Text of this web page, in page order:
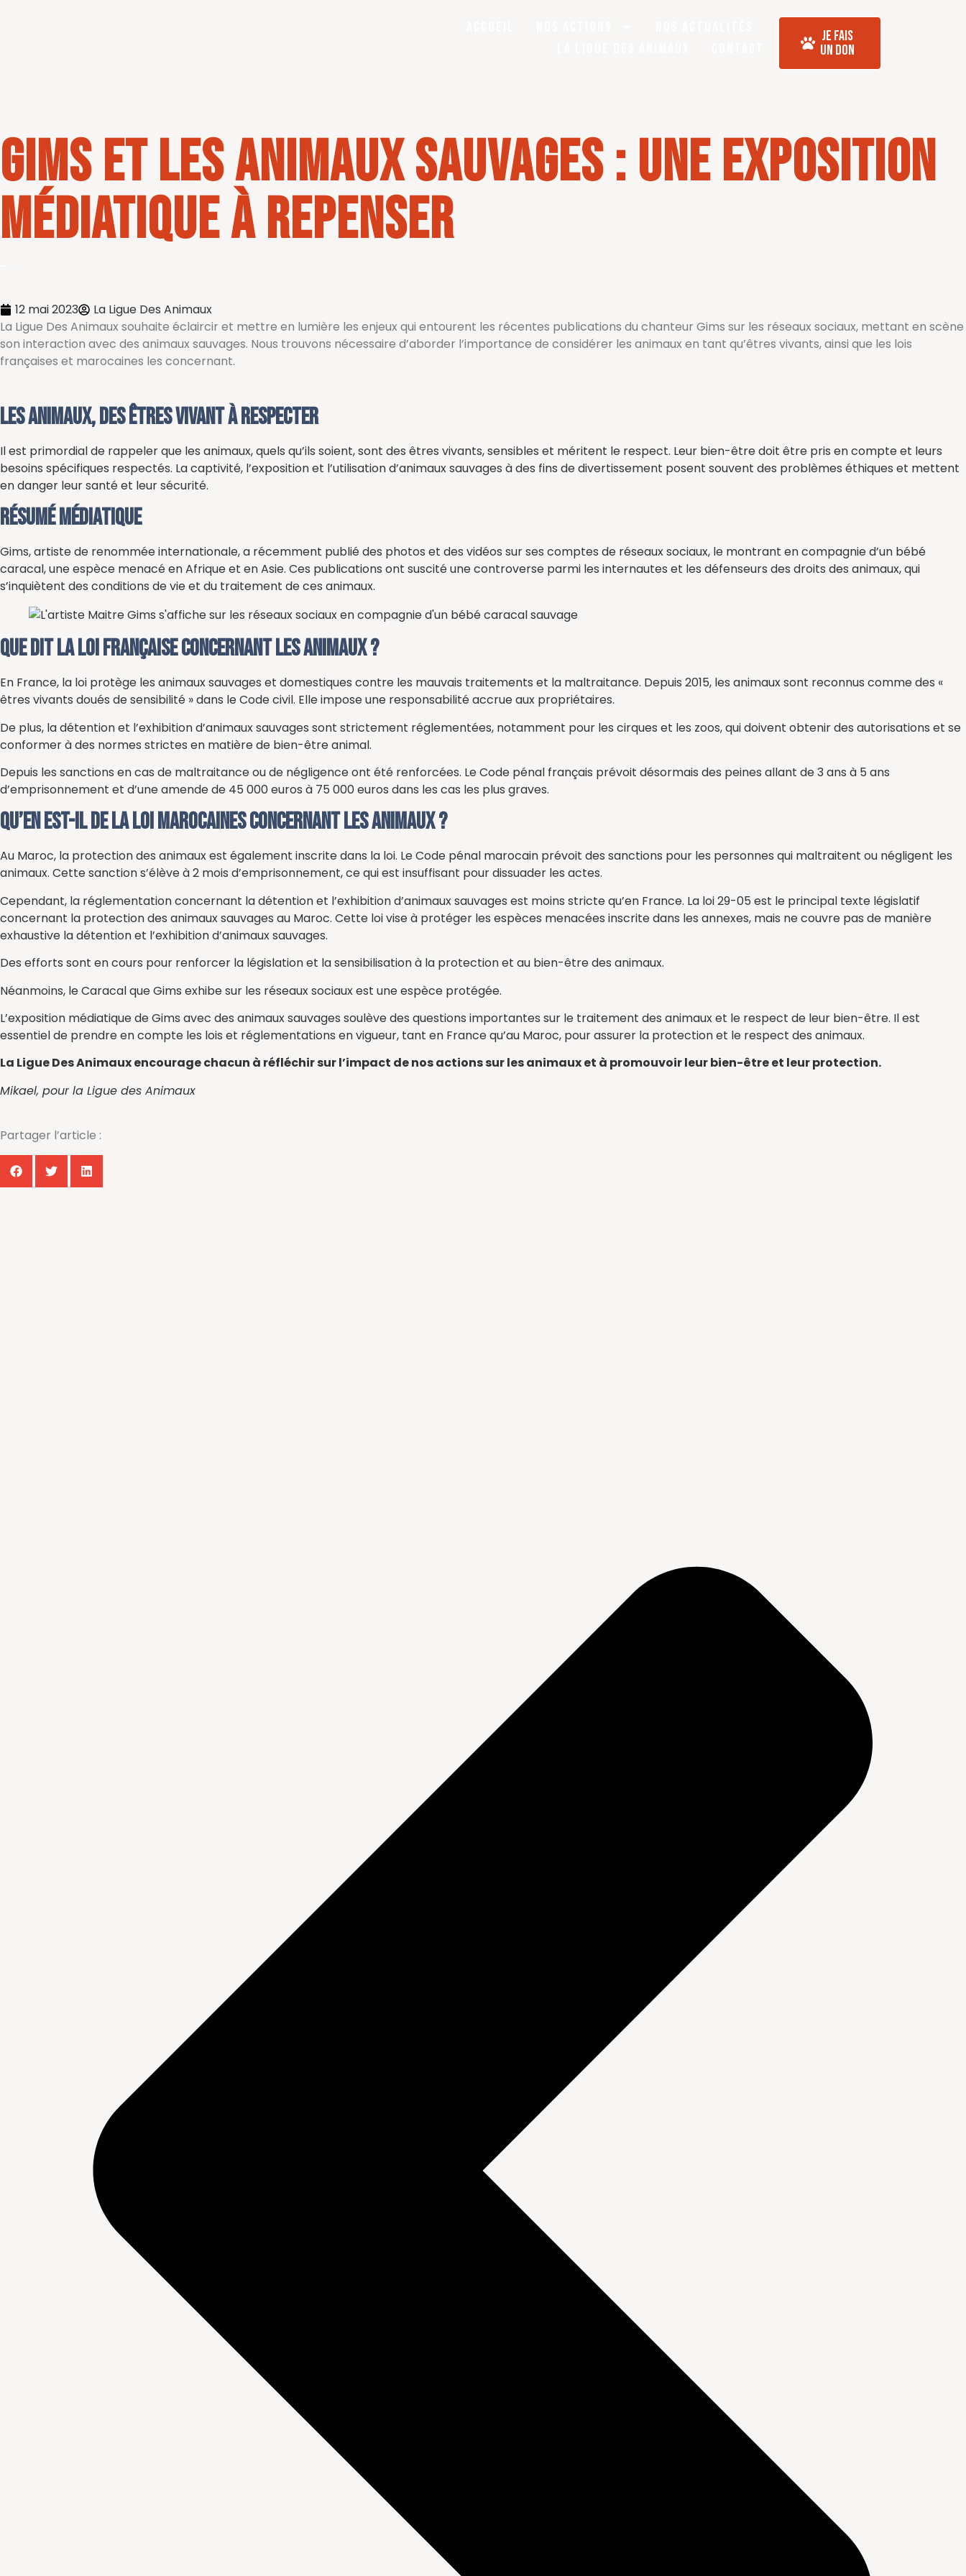
Je Fais
Un Don
Gims et les animaux sauvages : une exposition
médiatique à repenser
12 mai 2023
La Ligue Des Animaux
La Ligue Des Animaux souhaite éclaircir et mettre en lumière les enjeux qui entourent les récentes publications du chanteur Gims sur les réseaux sociaux, mettant en scène
son interaction avec des animaux sauvages. Nous trouvons nécessaire d’aborder l’importance de considérer les animaux en tant qu’êtres vivants, ainsi que les lois
françaises et marocaines les concernant.
Les animaux, des êtres vivant à respecter
Il est primordial de rappeler que les animaux, quels qu’ils soient, sont des êtres vivants, sensibles et méritent le respect. Leur bien-être doit être pris en compte et leurs
besoins spécifiques respectés. La captivité, l’exposition et l’utilisation d’animaux sauvages à des fins de divertissement posent souvent des problèmes éthiques et mettent
en danger leur santé et leur sécurité.
Résumé médiatique
Gims, artiste de renommée internationale, a récemment publié des photos et des vidéos sur ses comptes de réseaux sociaux, le montrant en compagnie d’un bébé
caracal, une espèce menacé en Afrique et en Asie. Ces publications ont suscité une controverse parmi les internautes et les défenseurs des droits des animaux, qui
s’inquiètent des conditions de vie et du traitement de ces animaux.
Que dit la loi française concernant les animaux ?
En France, la loi protège les animaux sauvages et domestiques contre les mauvais traitements et la maltraitance. Depuis 2015, les animaux sont reconnus comme des «
êtres vivants doués de sensibilité » dans le Code civil. Elle impose une responsabilité accrue aux propriétaires.
De plus, la détention et l’exhibition d’animaux sauvages sont strictement réglementées, notamment pour les cirques et les zoos, qui doivent obtenir des autorisations et se
conformer à des normes strictes en matière de bien-être animal.
Depuis les sanctions en cas de maltraitance ou de négligence ont été renforcées. Le Code pénal français prévoit désormais des peines allant de 3 ans à 5 ans
d’emprisonnement et d’une amende de 45 000 euros à 75 000 euros dans les cas les plus graves.
Qu’en est-il de la loi marocaines concernant les animaux ?
Au Maroc, la protection des animaux est également inscrite dans la loi. Le Code pénal marocain prévoit des sanctions pour les personnes qui maltraitent ou négligent les
animaux. Cette sanction s’élève à 2 mois d’emprisonnement, ce qui est insuffisant pour dissuader les actes.
Cependant, la réglementation concernant la détention et l’exhibition d’animaux sauvages est moins stricte qu’en France. La loi 29-05 est le principal texte législatif
concernant la protection des animaux sauvages au Maroc. Cette loi vise à protéger les espèces menacées inscrite dans les annexes, mais ne couvre pas de manière
exhaustive la détention et l’exhibition d’animaux sauvages.
Des efforts sont en cours pour renforcer la législation et la sensibilisation à la protection et au bien-être des animaux.
Néanmoins, le Caracal que Gims exhibe sur les réseaux sociaux est une espèce protégée.
L’exposition médiatique de Gims avec des animaux sauvages soulève des questions importantes sur le traitement des animaux et le respect de leur bien-être. Il est
essentiel de prendre en compte les lois et réglementations en vigueur, tant en France qu’au Maroc, pour assurer la protection et le respect des animaux.
La Ligue Des Animaux encourage chacun à réfléchir sur l’impact de nos actions sur les animaux et à promouvoir leur bien-être et leur protection.
Mikael, pour la Ligue des Animaux
Partager l’article :